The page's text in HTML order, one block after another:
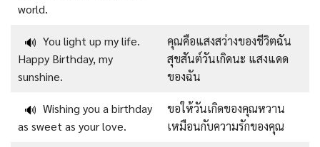
world.
🔊 You light up my life.
Happy Birthday, my
sunshine.
คุณคือแสงสว่างของชีวิตฉัน
สุขสันต์วันเกิดนะ แสงแดด
ของฉัน
🔊 Wishing you a birthday
as sweet as your love.
ขอให้วันเกิดของคุณหวาน
เหมือนกับความรักของคุณ